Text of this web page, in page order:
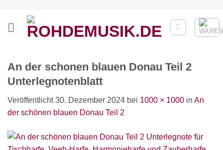
springen
An der schonen blauen Donau Teil 2
Unterlegnotenblatt
Veröffentlicht30. Dezember 2024 bei 1000 × 1000 in An
der schönen blauen Donau Teil 2